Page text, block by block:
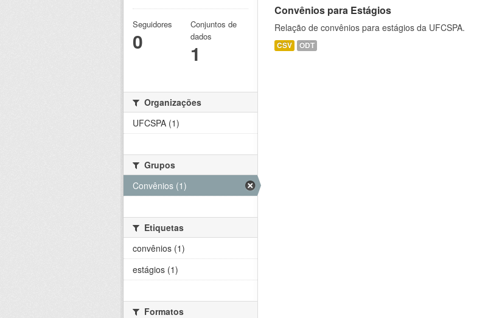
Convênios para Estágios
Relação de convênios para estágios da UFCSPA.
CSV ODT
Seguidores
0
Conjuntos de
dados
1
Organizações
UFCSPA (1)
Grupos
Convênios (1)
Etiquetas
convênios (1)
estágios (1)
Formatos